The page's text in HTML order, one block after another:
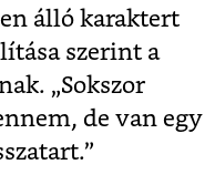
álló karaktert
szerint a
„Sokszor
de van egy